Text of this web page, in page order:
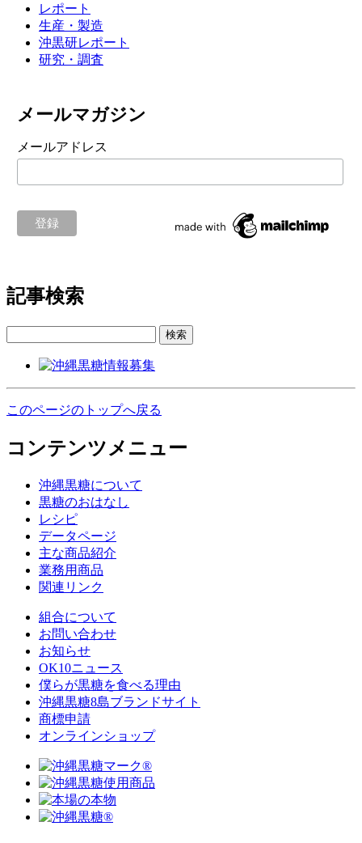
レポート
生産・製造
沖黒研レポート
研究・調査
メールマガジン
メールアドレス
記事検索
検索
このページのトップへ戻る
コンテンツメニュー
沖縄黒糖について
黒糖のおはなし
レシピ
データページ
主な商品紹介
業務用商品
関連リンク
組合について
お問い合わせ
お知らせ
OK10ニュース
僕らが黒糖を食べる理由
沖縄黒糖8島ブランドサイト
商標申請
オンラインショップ